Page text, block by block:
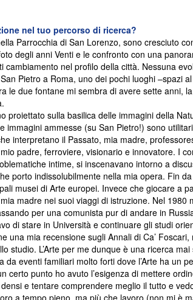
nel tuo percorso di ricerca?
Parrocchia di San Lorenzo, sono cresciuto
degli anni Venti e le confronto con una
cambiamento nel profilo della città. Nessuna
Pietro a Roma, uno dei pochi luoghi –spazi
le due fontane mi sembra di avere sette anni,
proiettato sulla basilica delle immagini della
immagini ammesse (su San Pietro!) sono
interpretano il Passato, mia madre,
padre, ferroviere, visionario e innovatore. I
intime, si inscenavano intorno a
porto indissolubilmente nella mia opera. Fin
musei di Arte europei. Invece che giocare a
madre nei suoi viaggi di istruzione. Nel 1980
per una comunista pur di andare in
di stare in Università e continuare gli studi
una mia recensione sugli Annali di Ca’
studio. L’Arte per me dunque è una ricerca
da eventi familiari molto forti dove l’Arte ha un
certo punto ho avuto l’esigenza di mettere
e tentare comprendere meglio il tutto e
a tempo pieno, ma più che lavoro (non mi è